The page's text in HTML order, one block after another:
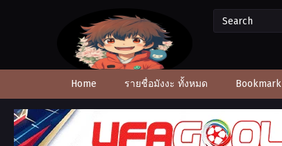
Home รายชื่อมังงะ ทั้งหมด Bookmark